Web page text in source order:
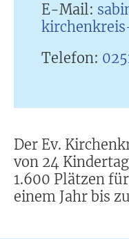
Der Ev.
von 24
1.600 Plätzen
einem Jahr bis
E-Mail:
Telefon: